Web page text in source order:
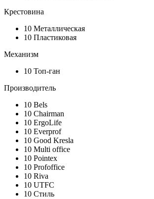
Крестовина
10 Металлическая
10 Пластиковая
Механизм
10 Топ-ган
Производитель
10 Bels
10 Chairman
10 ErgoLife
10 Everprof
10 Good Kresla
10 Multi office
10 Pointex
10 Profoffice
10 Riva
10 UTFC
10 Стиль